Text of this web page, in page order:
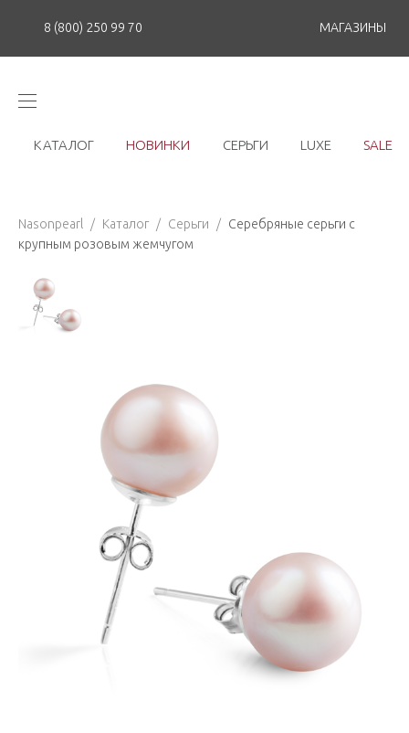
8 (800) 250 99 70 МАГАЗИНЫ
КАТАЛОГ НОВИНКИ СЕРЬГИ LUXE SALE
Nasonpearl / Каталог / Серьги / Серебряные серьги с
крупным розовым жемчугом